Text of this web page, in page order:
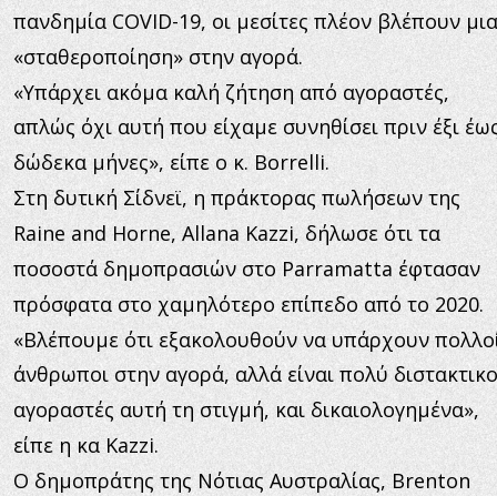
πανδημία COVID-19, οι μεσίτες πλέον βλέπουν
«σταθεροποίηση» στην αγορά.
«Υπάρχει ακόμα καλή ζήτηση από αγοραστές,
απλώς όχι αυτή που είχαμε συνηθίσει πριν έξι
δώδεκα μήνες», είπε ο κ. Borrelli.
Στη δυτική Σίδνεϊ, η πράκτορας πωλήσεων της
Raine and Horne, Allana Kazzi, δήλωσε ότι τα
ποσοστά δημοπρασιών στο Parramatta έφτασαν
πρόσφατα στο χαμηλότερο επίπεδο από το 2020.
«Βλέπουμε ότι εξακολουθούν να υπάρχουν
άνθρωποι στην αγορά, αλλά είναι πολύ
αγοραστές αυτή τη στιγμή, και δικαιολογημένα»,
είπε η κα Kazzi.
Ο δημοπράτης της Νότιας Αυστραλίας, Brenton